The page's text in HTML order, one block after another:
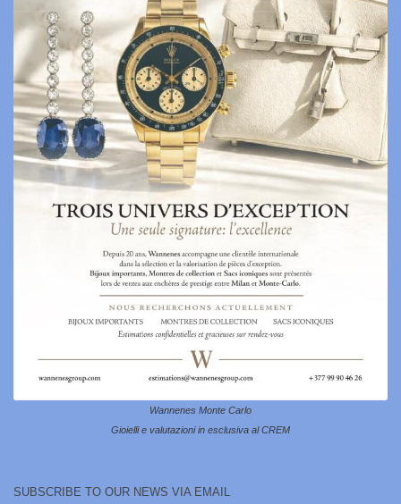
Wannenes Monte Carlo
Gioielli e valutazioni in esclusiva al CREM
SUBSCRIBE TO OUR NEWS VIA EMAIL